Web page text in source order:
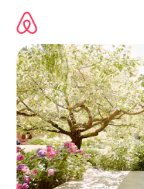
obsah